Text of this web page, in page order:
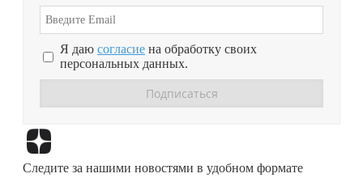
Я даю согласие на обработку своих
персональных данных.
Следите за нашими новостями в удобном формате